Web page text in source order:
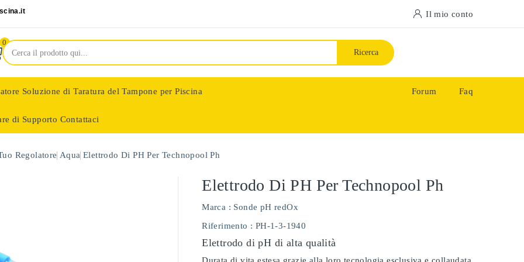
Il mio conto
0
Ricerca
Soluzione di Taratura del Tampone per Piscina
di Supporto Contattaci
Forum Faq
Regolatore Aqua Elettrodo Di PH Per Technopool Ph
Elettrodo Di PH Per Technopool Ph
Marca : Sonde pH redOx
Riferimento : PH-1-3-1940
Elettrodo di pH di alta qualità